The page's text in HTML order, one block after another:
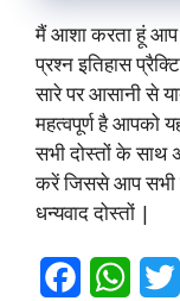
मैं आशा करता हूं आप
प्रश्न इतिहास
सारे पर आसानी से
महत्वपूर्ण है आपको
सभी दोस्तों के साथ
करें जिससे आप सभी
धन्यवाद दोस्तों |
W